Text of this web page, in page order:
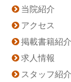
当院紹介
アクセス
掲載書籍紹介
求人情報
スタッフ紹介